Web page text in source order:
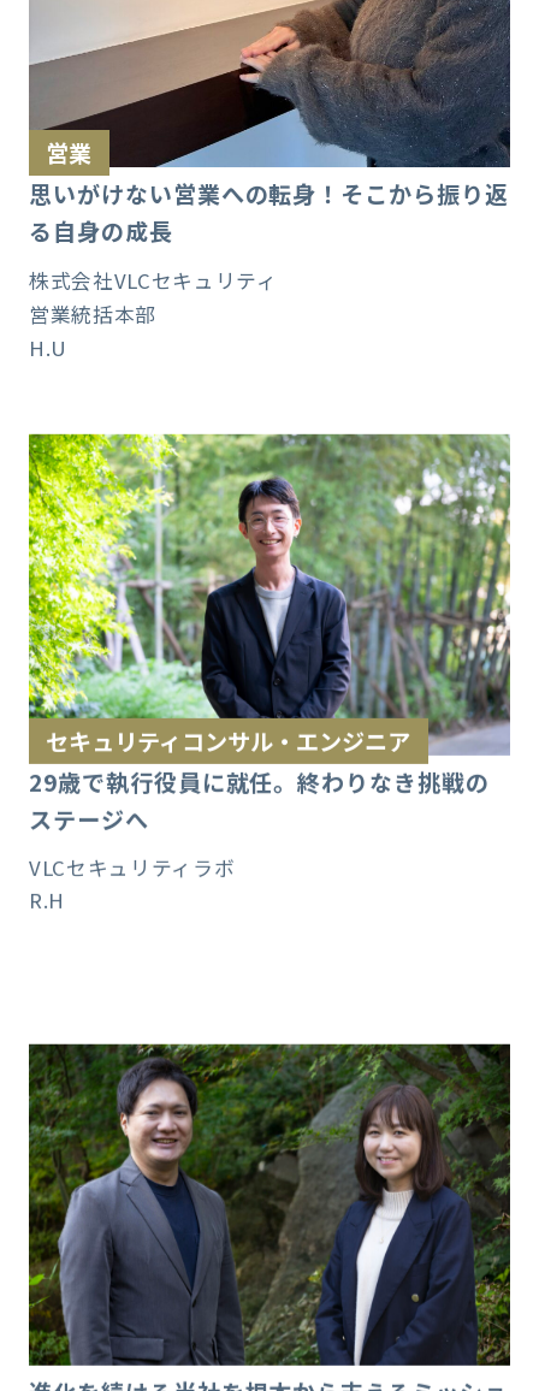
営業
思いがけない営業への転身！そこから振り返
る自身の成長
株式会社VLCセキュリティ
営業統括本部
H.U
セキュリティコンサル・エンジニア
29歳で執行役員に就任。終わりなき挑戦の
ステージへ
VLCセキュリティラボ
R.H
進化を続ける当社を根本から支えるミッショ
ンの熱量